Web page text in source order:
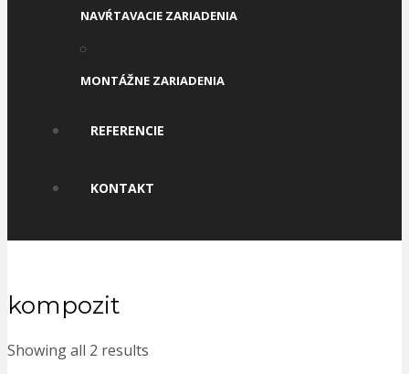
NAVŔTAVACIE ZARIADENIA
MONTÁŽNE ZARIADENIA
REFERENCIE
KONTAKT
kompozit
Showing all 2 results